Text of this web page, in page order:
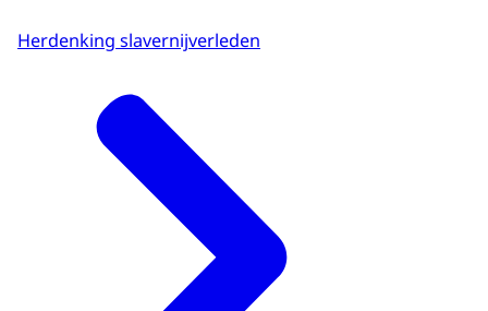
Herdenking slavernijverleden